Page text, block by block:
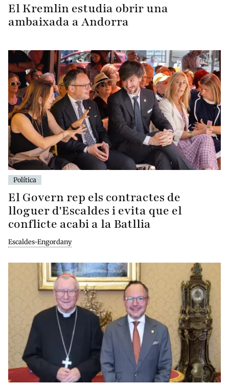
El Kremlin estudia obrir una
ambaixada a Andorra
Política
El Govern rep els contractes de
lloguer d'Escaldes i evita que el
conflicte acabi a la Batllia
Escaldes-Engordany